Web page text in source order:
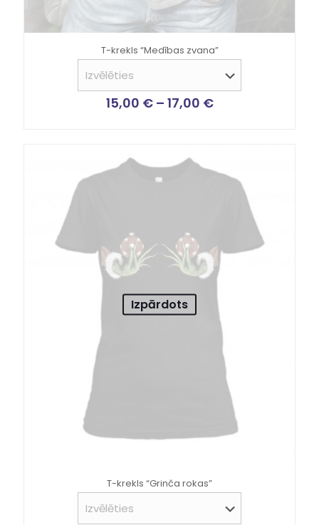
T-krekls “Medības zvana”
15,00 € – 17,00 €
Izpārdots
T-krekls “Grinča rokas”